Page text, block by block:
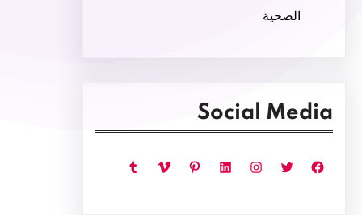
الصحية
Social Media
فيسبوك تويتر إنستجرام لينكد إن بينتريست فيميو تمبلر